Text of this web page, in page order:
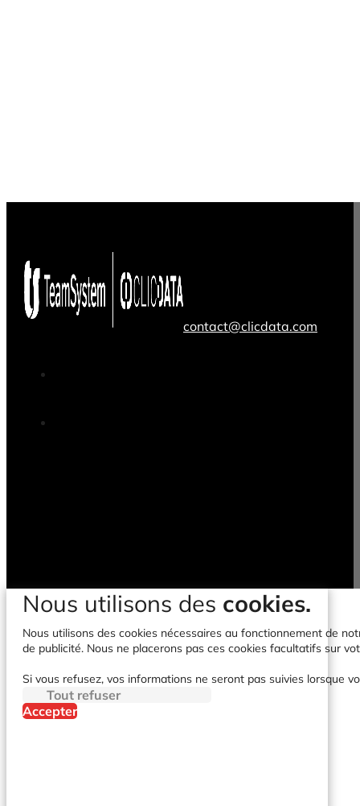
contact@clicdata.com
Nous utilisons des cookies.
Nous utilisons des cookies nécessaires au fonctionnement de
de publicité. Nous ne placerons pas ces cookies facultatifs sur
Si vous refusez, vos informations ne seront pas suivies lorsque
Tout refuser
Accepter